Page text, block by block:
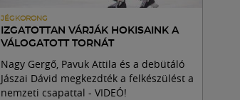
JÉGKORONG
IZGATOTTAN VÁRJÁK HOKISAINK A
VÁLOGATOTT TORNÁT
Nagy Gergő, Pavuk Attila és a debütáló
Jászai Dávid megkezdték a felkészülést a
nemzeti csapattal - VIDEÓ!